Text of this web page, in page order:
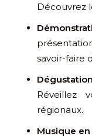
Découvrez
savoir-faire
Réveillez
régionaux.
Musique